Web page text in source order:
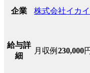
企業 株式会社イカ
給与詳
細
月収例 230,000円